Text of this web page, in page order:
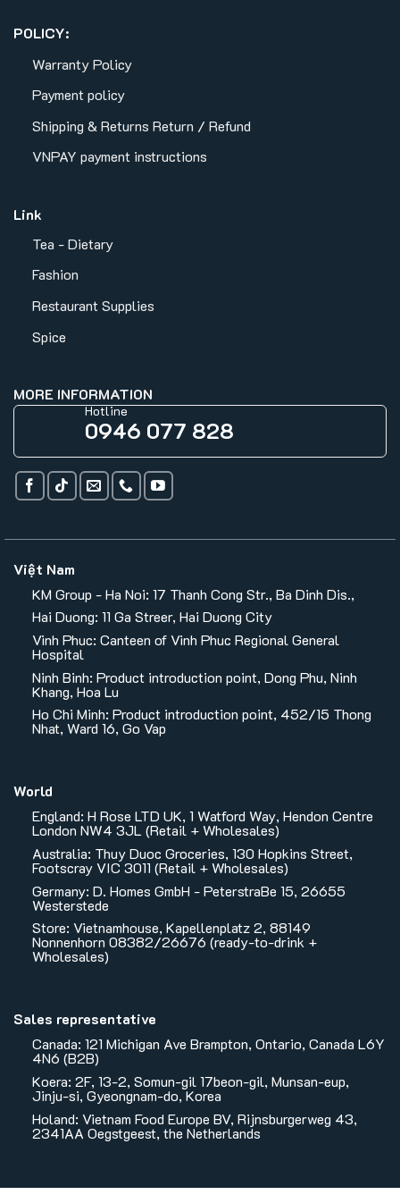
POLICY:
Warranty Policy
Payment policy
Shipping & Returns Return / Refund
VNPAY payment instructions
Link
Tea - Dietary
Fashion
Restaurant Supplies
Spice
MORE INFORMATION
Hotline
0946 077 828
Việt Nam
KM Group - Ha Noi: 17 Thanh Cong Str., Ba Dinh Dis.,
Hai Duong: 11 Ga Streer, Hai Duong City
Vinh Phuc: Canteen of Vinh Phuc Regional General
Hospital
Ninh Binh: Product introduction point, Dong Phu, Ninh
Khang, Hoa Lu
Ho Chi Minh: Product introduction point, 452/15 Thong
Nhat, Ward 16, Go Vap
World
England: H Rose LTD UK, 1 Watford Way, Hendon Centre
London NW4 3JL (Retail + Wholesales)
Australia: Thuy Duoc Groceries, 130 Hopkins Street,
Footscray VIC 3011 (Retail + Wholesales)
Germany: D. Homes GmbH - PeterstraBe 15, 26655
Westerstede
Store: Vietnamhouse, Kapellenplatz 2, 88149
Nonnenhorn 08382/26676 (ready-to-drink +
Wholesales)
Sales representative
Canada: 121 Michigan Ave Brampton, Ontario, Canada L6Y
4N6 (B2B)
Koera: 2F, 13-2, Somun-gil 17beon-gil, Munsan-eup,
Jinju-si, Gyeongnam-do, Korea
Holand: Vietnam Food Europe BV, Rijnsburgerweg 43,
2341AA Oegstgeest, the Netherlands